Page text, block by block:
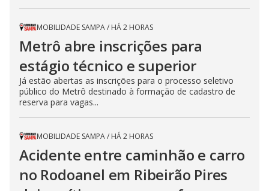
MOBILIDADE SAMPA/ HÁ 2 HORAS
Metrô abre inscrições para
estágio técnico e superior
Já estão abertas as inscrições para o processo seletivo
público do Metrô destinado à formação de cadastro de
reserva para vagas...
MOBILIDADE SAMPA/ HÁ 2 HORAS
Acidente entre caminhão e carro
no Rodoanel em Ribeirão Pires